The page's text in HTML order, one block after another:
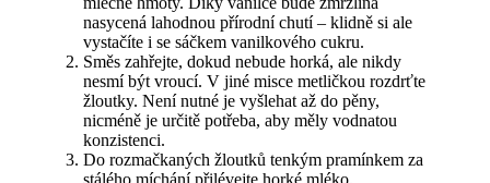
nasycená lahodnou přírodní chutí – klidně si ale
vystačíte i se sáčkem vanilkového cukru.
Směs zahřejte, dokud nebude horká, ale nikdy
nesmí být vroucí. V jiné misce metličkou rozdrťte
žloutky. Není nutné je vyšlehat až do pěny,
nicméně je určitě potřeba, aby měly vodnatou
konzistenci.
Do rozmačkaných žloutků tenkým pramínkem za
stálého míchání přilévejte horké mléko.